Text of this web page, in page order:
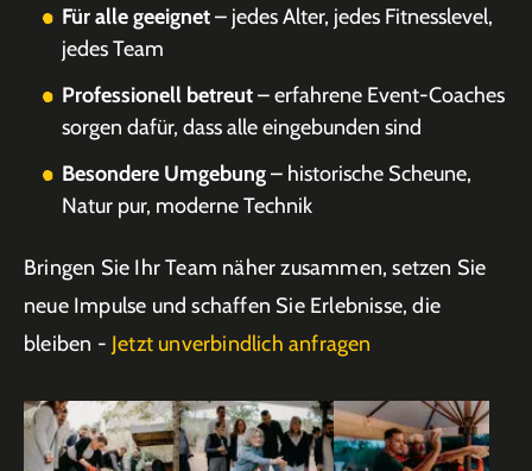
Für alle geeignet– jedes Alter, jedes Fitnesslevel,
jedes Team
Professionell betreut– erfahrene Event-Coaches
sorgen dafür, dass alle eingebunden sind
Besondere Umgebung– historische Scheune,
Natur pur, moderne Technik
Bringen Sie Ihr Team näher zusammen, setzen Sie
neue Impulse und schaffen Sie Erlebnisse, die
bleiben - Jetzt unverbindlich anfragen